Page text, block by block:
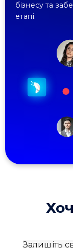
бізнесу та
етапі.